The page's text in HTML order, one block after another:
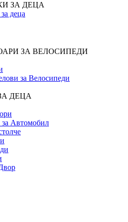
ЗА ДЕЦА
деца
ЗА ВЕЛОСИПЕДИ
за Велосипеди
ДЕЦА
Автомобил